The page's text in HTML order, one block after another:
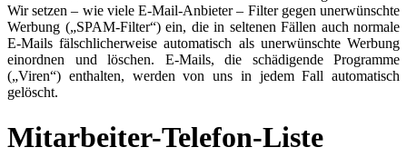
Wir setzen – wie viele E-Mail-Anbieter – Filter gegen unerwünschte
Werbung („SPAM-Filter“) ein, die in seltenen Fällen auch normale
E-Mails fälschlicherweise automatisch als unerwünschte Werbung
einordnen und löschen. E-Mails, die schädigende Programme
(„Viren“) enthalten, werden von uns in jedem Fall automatisch
gelöscht.
Mitarbeiter-Telefon-Liste